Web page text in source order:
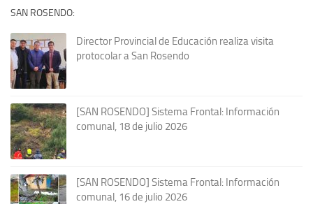
SAN ROSENDO:
Director Provincial de Educación realiza visita
protocolar a San Rosendo
[SAN ROSENDO] Sistema Frontal: Información
comunal, 18 de julio 2026
[SAN ROSENDO] Sistema Frontal: Información
comunal, 16 de julio 2026